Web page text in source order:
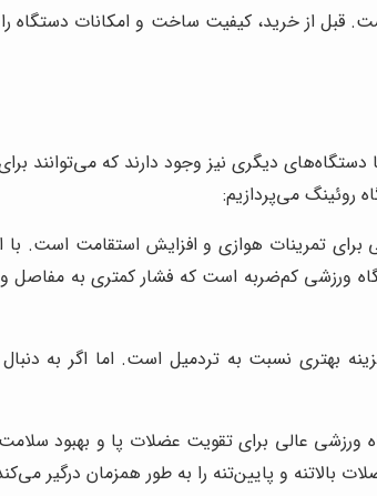
قبل از خرید، کیفیت ساخت و امکانات دستگاه
دیگری نیز وجود دارند که می‌توانند
روئینگ می‌پردازیم:
تمرینات هوازی و افزایش استقامت است. با
کم‌ضربه است که فشار کمتری به مفاصل
بهتری نسبت به تردمیل است. اما اگر به
ورزشی عالی برای تقویت عضلات پا و بهبود
بالاتنه و پایین‌تنه را به طور همزمان درگیر